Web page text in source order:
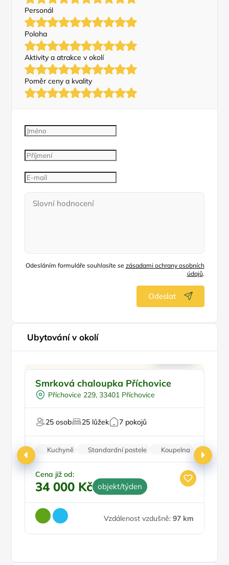
Personál
Poloha
Aktivity a atrakce v okolí
Poměr ceny a kvality
Odesláním formuláře souhlasíte se zásadami ochrany osobních
údajů.
Odeslat
Ubytování v okolí
Pro skupiny
Pro turisty
Na horách
Pro majitele mazlíčků
Smrková chaloupka Příchovice
Příchovice 229, 33401 Příchovice
25 osob 25 lůžek 7 pokojů
Kuchyně Standardní postele
Koupelna
Nekuřácký objekt
Parkování zdarma
Cena již od:
34 000 Kč objekt/týden
Vzdálenost vzdušně: 97 km